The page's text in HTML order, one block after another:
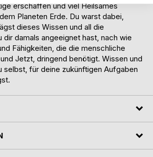
erschaffen und viel Heilsames
Planeten Erde. Du warst dabei,
dieses Wissen und all die
dir damals angeeignet hast, nach wie
Fähigkeiten, die die menschliche
Jetzt, dringend benötigt. Wissen und
selbst, für deine zukünftigen Aufgaben